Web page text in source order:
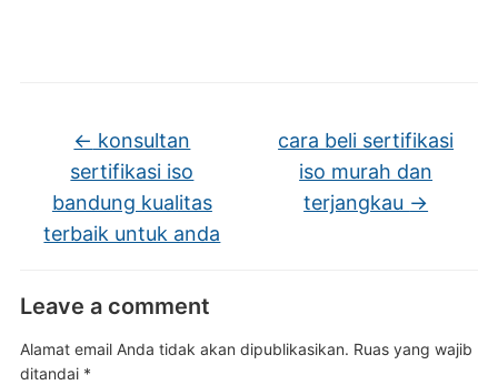
← konsultan
sertifikasi iso
bandung kualitas
terbaik untuk anda
cara beli sertifikasi
iso murah dan
terjangkau →
Leave a comment
Alamat email Anda tidak akan dipublikasikan. Ruas yang wajib
ditandai *